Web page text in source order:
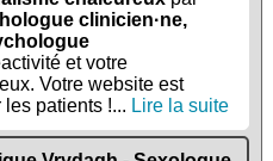
clinicien·ne,
et votre
Votre website est
patients !... Lire la suite